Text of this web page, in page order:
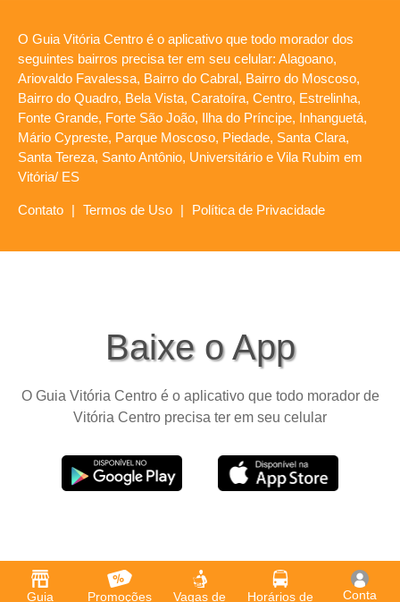
Guia Promoções Vagas de Horários de Conta
O Guia Vitória Centro é o aplicativo que todo morador dos
seguintes bairros precisa ter em seu celular: Alagoano,
Ariovaldo Favalessa, Bairro do Cabral, Bairro do Moscoso,
Bairro do Quadro, Bela Vista, Caratoíra, Centro, Estrelinha,
Fonte Grande, Forte São João, Ilha do Príncipe, Inhanguetá,
Mário Cypreste, Parque Moscoso, Piedade, Santa Clara,
Santa Tereza, Santo Antônio, Universitário e Vila Rubim em
Vitória/ ES
Contato | Termos de Uso | Política de Privacidade
Baixe o App
O Guia Vitória Centro é o aplicativo que todo morador de
Vitória Centro precisa ter em seu celular